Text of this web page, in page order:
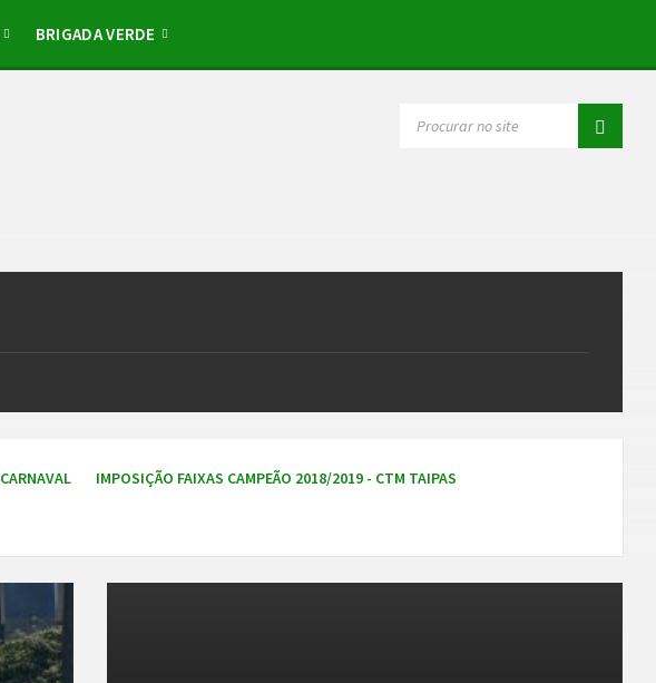
BRIGADA VERDE
CARNAVAL
IMPOSIÇÃO FAIXAS CAMPEÃO 2018/2019 - CTM TAIPAS